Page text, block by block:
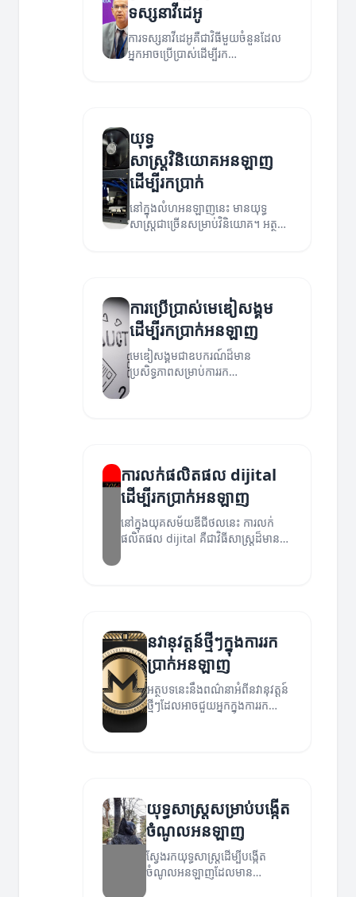
ទស្សនាវីដេអូ
ការទស្សនាវីដេអូគឺជាវិធីមួយចំនួនដែល
អ្នកអាចប្រើប្រាស់ដើម្បីរក
យុទ្ធ
សាស្ត្រវិនិយោគអនឡាញ
ដើម្បីរកប្រាក់
នៅក្នុងលំហអនឡាញនេះ មានយុទ្ធ
សាស្ត្រជាច្រើនសម្រាប់វិនិយោគ។ អត្ថបទ
ការប្រើប្រាស់មេឌៀសង្គម
ដើម្បីរកប្រាក់អនឡាញ
មេឌៀសង្គមជាឧបករណ៍ដ៏មាន
ប្រសិទ្ធភាពសម្រាប់ការរក
ការលក់ផលិតផល dijital
ដើម្បីរកប្រាក់អនឡាញ
នៅក្នុងយុគសម័យឌីជីថលនេះ ការលក់
ផលិតផល dijital គឺជាវិធីសាស្ត្រដ៏មាន
នវានុវត្តន៍ថ្មីៗក្នុងការរក
ប្រាក់អនឡាញ
អត្ថបទនេះនឹងពណ៌នាអំពីនវានុវត្តន៍
ថ្មីៗដែលអាចជួយអ្នកក្នុងការរក
យុទ្ធសាស្ត្រសម្រាប់បង្កើត
ចំណូលអនឡាញ
ស្វែងរកយុទ្ធសាស្ត្រដើម្បីបង្កើត
ចំណូលអនឡាញដែលមាន
ប្រសិទ្ធភាព និងច្បាស់លាស់។